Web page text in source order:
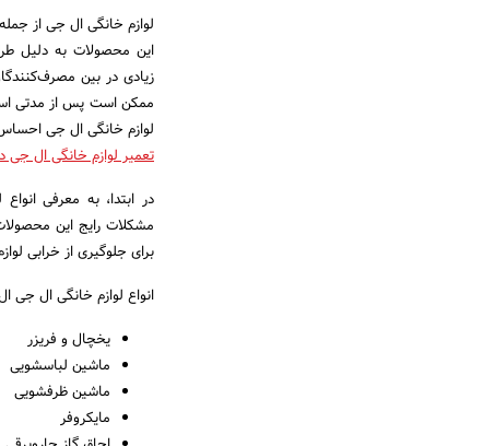
لوازم خانگی ال جی از
این محصولات به دلیل
زیادی در بین
ممکن است پس از مدتی
لوازم خانگی ال جی
تعمیر لوازم خانگی ال جی
در ابتدا، به معرفی
مشکلات رایج این
برای جلوگیری از خرابی
انواع لوازم خانگی ال جی
یخچال و فریزر
ماشین لباسشویی
ماشین ظرفشویی
مایکروفر